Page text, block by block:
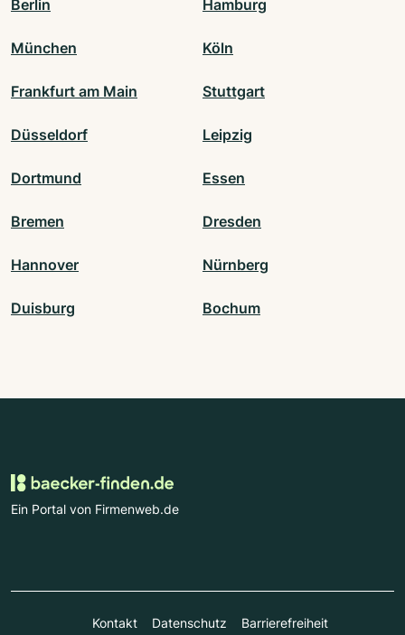
Berlin Hamburg
München Köln
Frankfurt am Main Stuttgart
Düsseldorf Leipzig
Dortmund Essen
Bremen Dresden
Hannover Nürnberg
Duisburg Bochum
Ein Portal von Firmenweb.de
Kontakt Datenschutz Barrierefreiheit